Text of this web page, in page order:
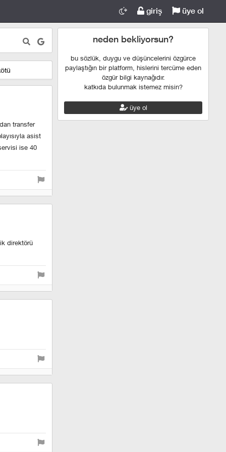
giriş üye ol
transfer
asist
ise 40
direktörü
neden bekliyorsun?
bu sözlük, duygu ve düşüncelerini özgürce
paylaştığın bir platform, hislerini tercüme eden
özgür bilgi kaynağıdır.
katkıda bulunmak istemez misin?
üye ol